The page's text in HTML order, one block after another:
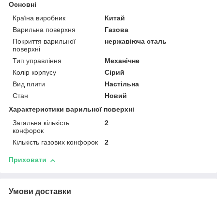
Основні
Країна виробник
Китай
Варильна поверхня
Газова
Покриття варильної
поверхні
нержавіюча сталь
Тип управління
Механічне
Колір корпусу
Сірий
Вид плити
Настільна
Стан
Новий
Характеристики варильної поверхні
Загальна кількість
конфорок
2
Кількість газових конфорок 2
Приховати
Умови доставки